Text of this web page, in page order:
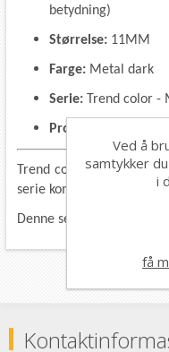
betydning)
Størrelse: 11MM
Farge:Metal dark
Serie: Trend color -
Profilpas index:
Trend color Metal er en
serie kommer også i
Denne serie passer
Ved å
samtykker
i
få